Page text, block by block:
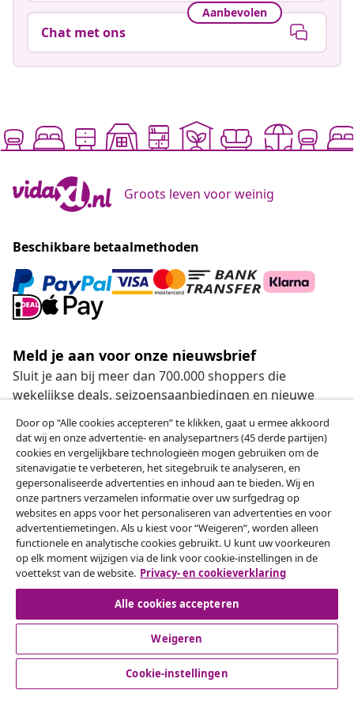
Aanbevolen
Chat met ons
Groots leven voor weinig
Beschikbare betaalmethoden
Meld je aan voor onze nieuwsbrief
Sluit je aan bij meer dan 700.000 shoppers die
wekelijkse deals, seizoensaanbiedingen en nieuwe
Onze sociale media
Herroeping van de overeenkomst
Een annulering voor je bestelling indienen
Herroeping van de overeenkomst
Klantenservice
Door op “Alle cookies accepteren” te klikken, gaat u ermee akkoord
dat wij en onze advertentie- en analysepartners (45 derde partijen)
cookies en vergelijkbare technologieën mogen gebruiken om de
sitenavigatie te verbeteren, het sitegebruik te analyseren, en
gepersonaliseerde advertenties en inhoud aan te bieden. Wij en
onze partners verzamelen informatie over uw surfgedrag op
websites en apps voor het personaliseren van advertenties en voor
advertentiemetingen. Als u kiest voor “Weigeren”, worden alleen
functionele en analytische cookies gebruikt. U kunt uw voorkeuren
op elk moment wijzigen via de link voor cookie-instellingen in de
voettekst van de website. Privacy- en cookieverklaring
Alle cookies accepteren
Weigeren
Cookie-instellingen